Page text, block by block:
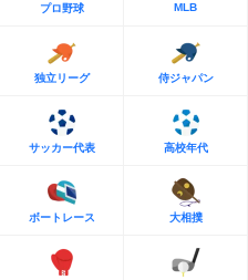
プロ野球 MLB
独立リーグ 侍ジャパン
サッカー代表 高校年代
ボートレース 大相撲